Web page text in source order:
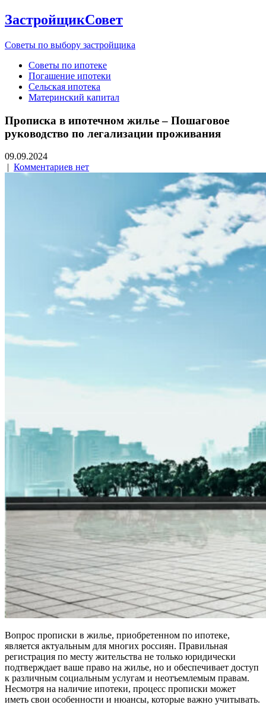
ЗастройщикСовет
Советы по выбору застройщика
Советы по ипотеке
Погашение ипотеки
Сельская ипотека
Материнский капитал
Прописка в ипотечном жилье – Пошаговое
руководство по легализации проживания
09.09.2024
| Комментариев нет
Вопрос прописки в жилье, приобретенном по ипотеке,
является актуальным для многих россиян. Правильная
регистрация по месту жительства не только юридически
подтверждает ваше право на жилье, но и обеспечивает доступ
к различным социальным услугам и неотъемлемым правам.
Несмотря на наличие ипотеки, процесс прописки может
иметь свои особенности и нюансы, которые важно учитывать.